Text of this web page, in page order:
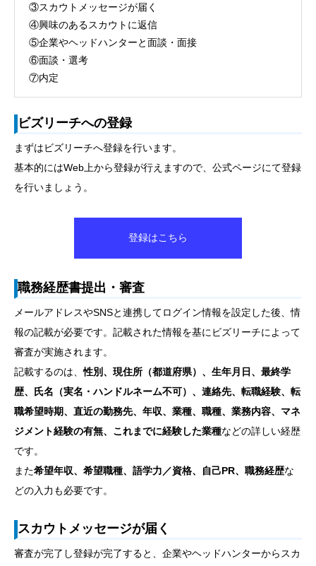
③スカウトメッセージが届く
④興味のあるスカウトに返信
⑤企業やヘッドハンターと面談・面接
⑥面談・選考
⑦内定
ビズリーチへの登録
まずはビズリーチへ登録を行います。
基本的にはWeb上から登録が行えますので、公式ページにて登録
を行いましょう。
登録はこちら
職務経歴書提出・審査
メールアドレスやSNSと連携してログイン情報を設定した後、情
報の記載が必要です。記載された情報を基にビズリーチによって
審査が実施されます。
記載するのは、性別、現住所（都道府県）、生年月日、最終学
歴、氏名（実名・ハンドルネーム不可）、連絡先、転職経験、転
職希望時期、直近の勤務先、年収、業種、職種、業務内容、マネ
ジメント経験の有無、これまでに経験した業種などの詳しい経歴
です。
また希望年収、希望職種、語学力／資格、自己PR、職務経歴な
どの入力も必要です。
スカウトメッセージが届く
審査が完了し登録が完了すると、企業やヘッドハンターからスカ